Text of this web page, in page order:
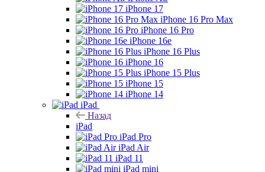
iPhone 17
iPhone 16 Pro Max
iPhone 16 Pro
iPhone 16e
iPhone 16 Plus
iPhone 16
iPhone 15 Plus
iPhone 15
iPhone 14
iPad
Назад
iPad
iPad Pro
iPad Air
iPad 11
iPad mini